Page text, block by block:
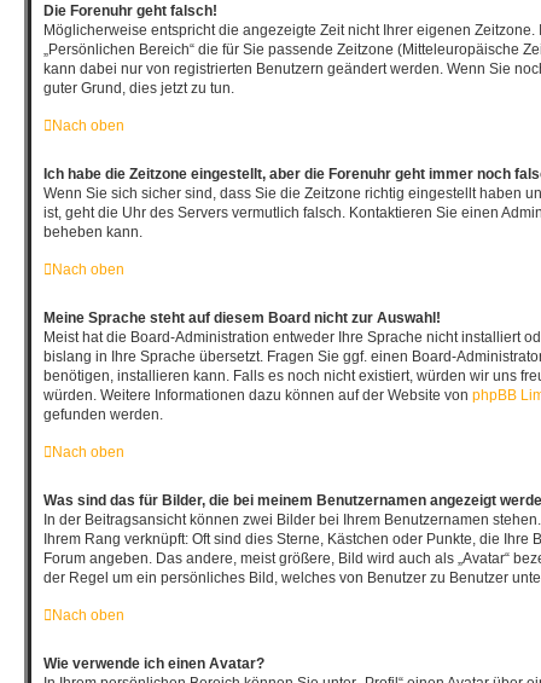
Die Forenuhr geht falsch!
Möglicherweise entspricht die angezeigte Zeit nicht Ihrer eigenen
„Persönlichen Bereich“ die für Sie passende Zeitzone (Mitteleuropäische
kann dabei nur von registrierten Benutzern geändert werden. Wenn Sie
guter Grund, dies jetzt zu tun.
Nach oben
Ich habe die Zeitzone eingestellt, aber die Forenuhr geht immer noch
Wenn Sie sich sicher sind, dass Sie die Zeitzone richtig eingestellt haben
ist, geht die Uhr des Servers vermutlich falsch. Kontaktieren Sie einen
beheben kann.
Nach oben
Meine Sprache steht auf diesem Board nicht zur Auswahl!
Meist hat die Board-Administration entweder Ihre Sprache nicht installiert
bislang in Ihre Sprache übersetzt. Fragen Sie ggf. einen Board-
benötigen, installieren kann. Falls es noch nicht existiert, würden wir uns
würden. Weitere Informationen dazu können auf der Website von phpBB
gefunden werden.
Nach oben
Was sind das für Bilder, die bei meinem Benutzernamen angezeigt
In der Beitragsansicht können zwei Bilder bei Ihrem Benutzernamen
Ihrem Rang verknüpft: Oft sind dies Sterne, Kästchen oder Punkte, die Ihre
Forum angeben. Das andere, meist größere, Bild wird auch als „Avatar“
der Regel um ein persönliches Bild, welches von Benutzer zu Benutzer
Nach oben
Wie verwende ich einen Avatar?